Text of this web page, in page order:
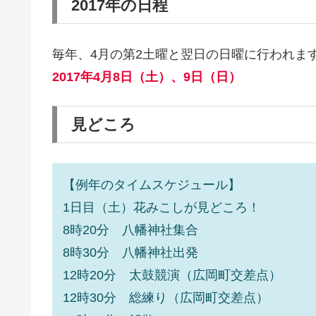
2017年の日程
毎年、4月の第2土曜と翌日の日曜に行われま
2017年4月8日（土）、9日（日）
見どころ
【例年のタイムスケジュール】
1日目（土）花みこしが見どころ！
8時20分 八幡神社集合
8時30分 八幡神社出発
12時20分 太鼓競演（広岡町交差点）
12時30分 総練り（広岡町交差点）